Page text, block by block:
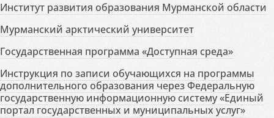
Институт развития образования Мурманской области
Мурманский арктический университет
Государственная программа «Доступная среда»
Инструкция по записи обучающихся на программы
дополнительного образования через Федеральную
государственную информационную систему «Единый
портал государственных и муниципальных услуг»